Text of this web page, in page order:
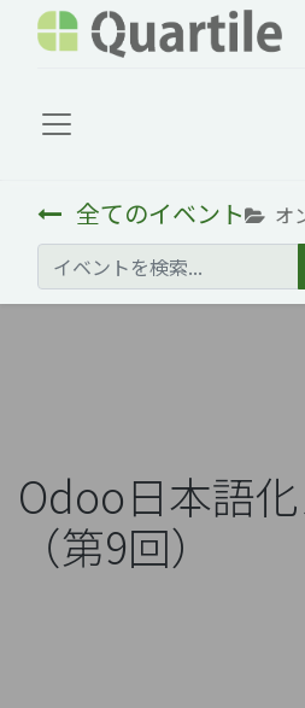
全てのイベント オ
Odoo日本語
（第9回）